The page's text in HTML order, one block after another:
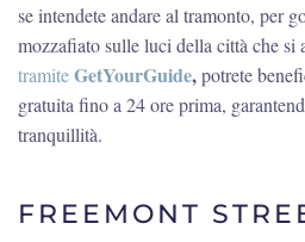
se intendete andare al tramonto, per
mozzafiato sulle luci della città che si
tramiteGetYourGuide,potrete
gratuita fino a 24 ore prima,
tranquillità.
FREEMONT